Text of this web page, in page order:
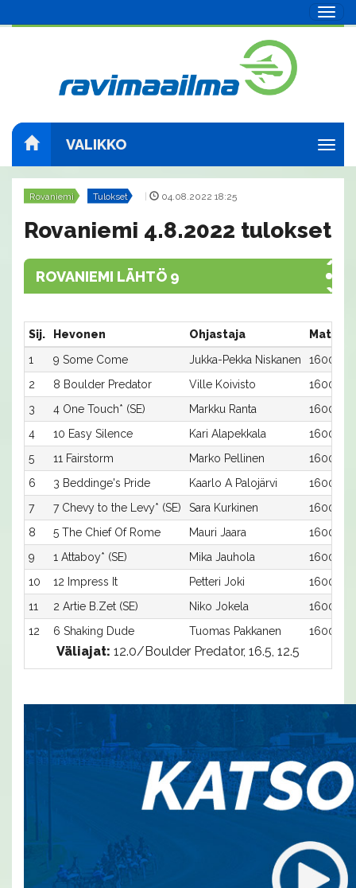
VALIKKO
Rovaniemi Tulokset 04.08.2022 18:25
Rovaniemi 4.8.2022 tulokset
ROVANIEMI LÄHTÖ 9
Sij. Hevonen Ohjastaja
1
9 Some Come Jukka-Pekka Niskanen
1600:9
2
8 Boulder Predator Ville Koivisto
1600:8
3
4 One Touch* (SE) Markku Ranta
1600:4
4
10 Easy Silence Kari Alapekkala
1600:10
5
11 Fairstorm Marko Pellinen
1600:11
6
3 Beddinge's Pride Kaarlo A Palojärvi
1600:3
7
7 Chevy to the Levy* (SE) Sara Kurkinen
1600:7
8
5 The Chief Of Rome Mauri Jaara
1600:5
9
1 Attaboy* (SE) Mika Jauhola
1600:1
10
12 Impress It Petteri Joki
1600:12
11
2 Artie B.Zet (SE) Niko Jokela
1600:2
12
6 Shaking Dude Tuomas Pakkanen 1600:6
Väliajat: 12.0/Boulder Predator, 16.5, 12.5